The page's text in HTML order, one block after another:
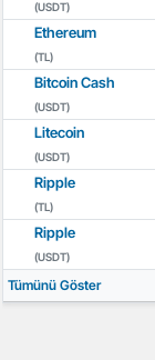
(USDT)
Ethereum
(TL)
Bitcoin Cash
(USDT)
Litecoin
(USDT)
Ripple
(TL)
Ripple
(USDT)
Tümünü Göster